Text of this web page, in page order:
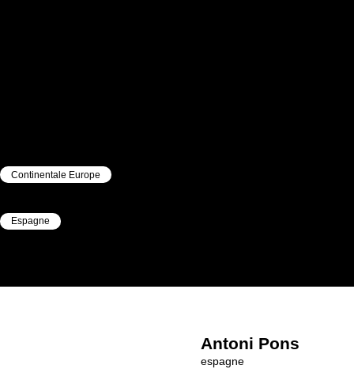
Continentale Europe
Espagne
Antoni Pons
espagne